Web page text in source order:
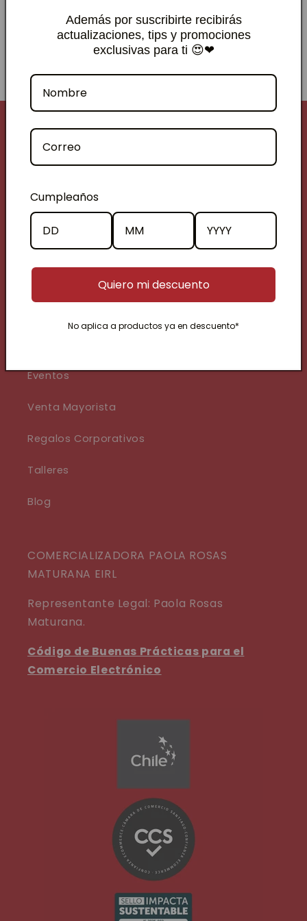
+56 9 2025 7726
Tienda Física:Londres 70, local 6, Santiago
Centro
(cerca metro universidad de Chile)
Sábados 10 a 14hrs
Eventos
Venta Mayorista
Regalos Corporativos
Talleres
Blog
COMERCIALIZADORA PAOLA ROSAS
MATURANA EIRL
Representante Legal: Paola Rosas
Maturana.
Código de Buenas Prácticas para el
Comercio Electrónico
Además por suscribirte recibirás
actualizaciones, tips y promociones
exclusivas para ti 😍❤
Cumpleaños
Quiero mi descuento
No aplica a productos ya en descuento*